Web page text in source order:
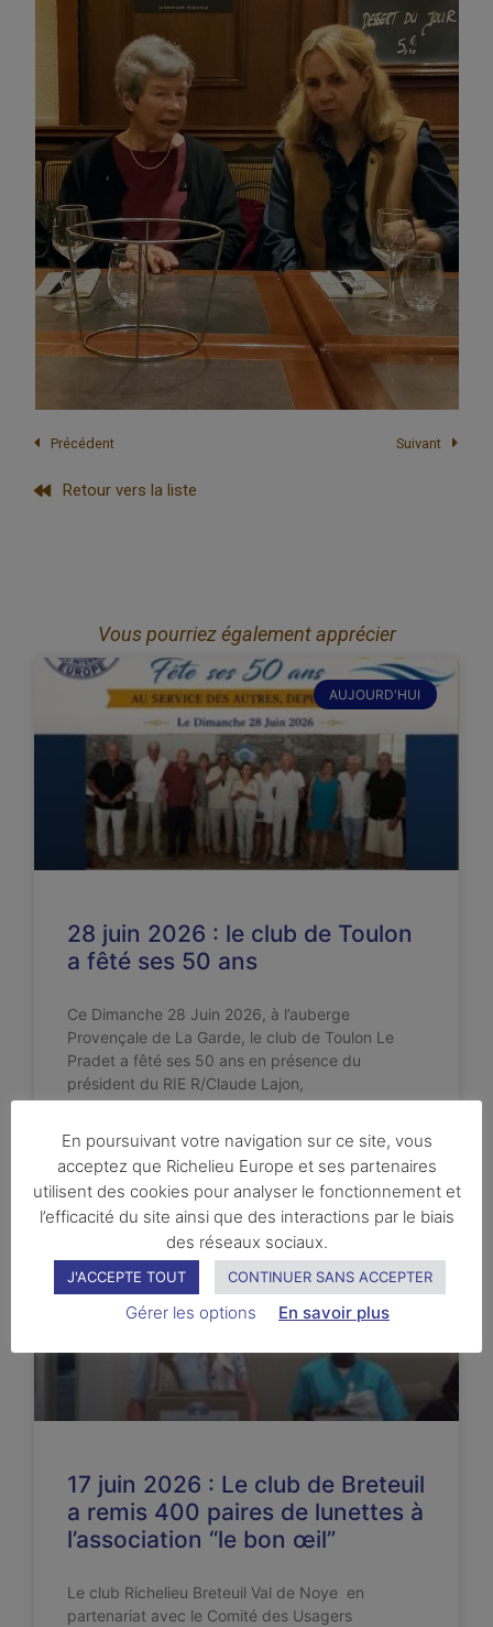
Précédent Suivant
Retour vers la liste
Vous pourriez également apprécier
AUJOURD'HUI
28 juin 2026 : le club de Toulon
a fêté ses 50 ans
Ce Dimanche 28 Juin 2026, à l’auberge
Provençale de La Garde, le club de Toulon Le
Pradet a fêté ses 50 ans en présence du
président du RIE R/Claude Lajon,
LIRE LA SUITE ...
17 juin 2026 : Le club de Breteuil
a remis 400 paires de lunettes à
l’association “le bon œil”
Le club Richelieu Breteuil Val de Noye en
partenariat avec le Comité des Usagers
En poursuivant votre navigation sur ce site, vous
acceptez que Richelieu Europe et ses partenaires
utilisent des cookies pour analyser le fonctionnement et
l’efficacité du site ainsi que des interactions par le biais
des réseaux sociaux.
J'ACCEPTE TOUT CONTINUER SANS ACCEPTER
Gérer les options En savoir plus